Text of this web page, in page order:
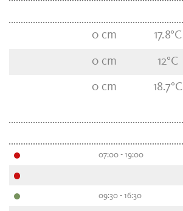
0 cm 17.8°C
0 cm 12°C
0 cm 18.7°C
07:00 - 19:00
09:30 - 16:30